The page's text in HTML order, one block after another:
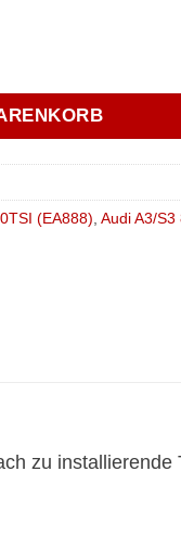
Alu CNC 2.0 TSI
(EA888), Audi A3/
zu installierende